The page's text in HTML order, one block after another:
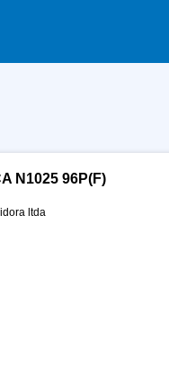
N1025 96P(F)
ltda